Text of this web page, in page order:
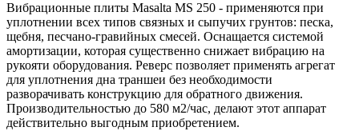
Вибрационные плиты Masalta MS 250 - применяются при
уплотнении всех типов связных и сыпучих грунтов: песка,
щебня, песчано-гравийных смесей. Оснащается системой
амортизации, которая существенно снижает вибрацию на
рукояти оборудования. Реверс позволяет применять агрегат
для уплотнения дна траншеи без необходимости
разворачивать конструкцию для обратного движения.
Производительностью до 580 м2/час, делают этот аппарат
действительно выгодным приобретением.